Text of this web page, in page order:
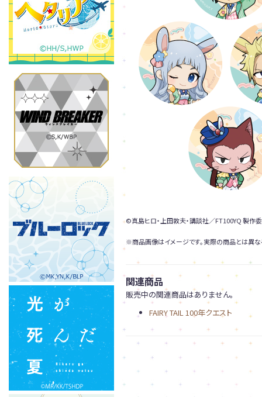
©真島ヒロ・上田敦夫・講談社／FT100YQ 製作
※商品画像はイメージです。実際の商品とは異な
関連商品
販売中の関連商品はありません。
FAIRY TAIL 100年クエスト